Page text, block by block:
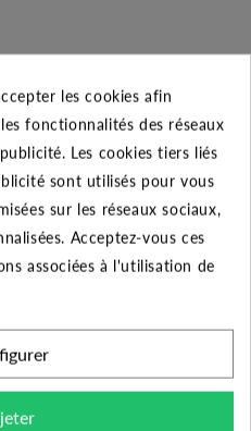
pour l’arroseur à
Rain Bird. Cet
adapté pour
bagues métalliques
convient (20° à 340°) ou
pouvant atteindre 13
un outil redoutable pour
les cookies afin
fonctionnalités des réseaux
Les cookies tiers liés
sont utilisés pour vous
sur les réseaux sociaux,
Acceptez-vous ces
associées à l'utilisation de